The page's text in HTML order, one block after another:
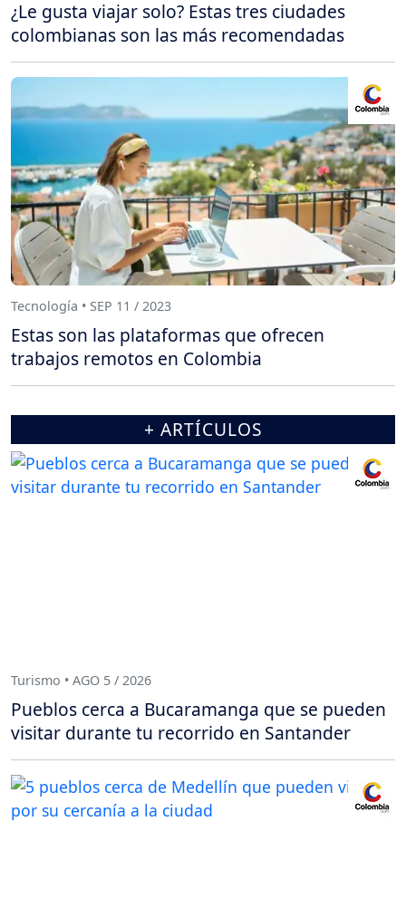
¿Le gusta viajar solo? Estas tres ciudades
colombianas son las más recomendadas
Tecnología • SEP 11 / 2023
Estas son las plataformas que ofrecen
trabajos remotos en Colombia
+ ARTÍCULOS
Turismo • AGO 5 / 2026
Pueblos cerca a Bucaramanga que se pueden
visitar durante tu recorrido en Santander